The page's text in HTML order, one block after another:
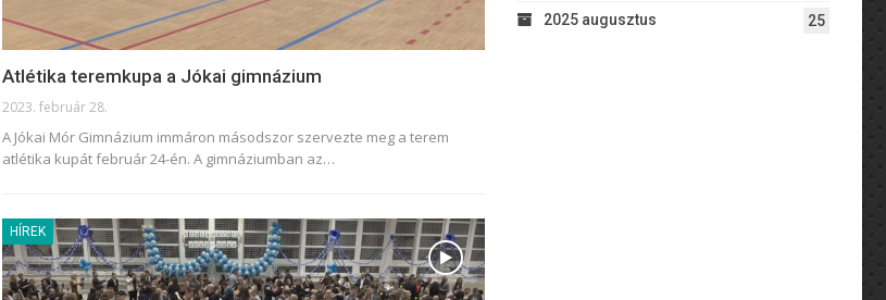
Atlétika teremkupa a Jókai gimnázium
2023. február 28.
A Jókai Mór Gimnázium immáron másodszor szervezte meg a terem
atlétika kupát február 24-én. A gimnáziumban az…
HÍREK
2025 augusztus 25